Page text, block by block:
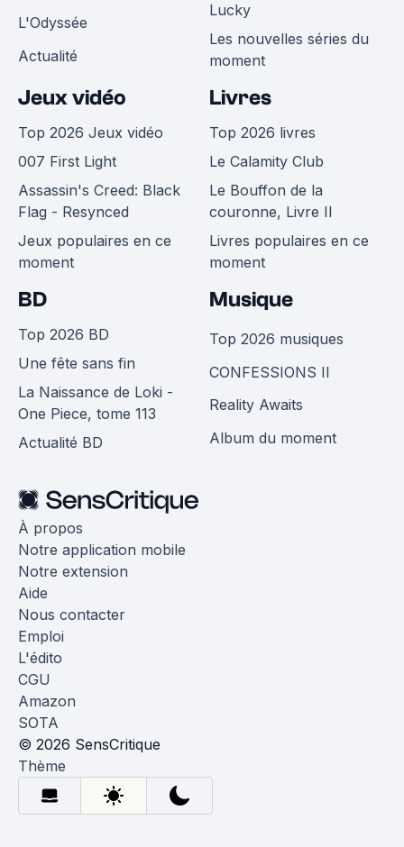
L'Odyssée
Actualité
Lucky
Les nouvelles séries du
moment
Jeux vidéo
Top 2026 Jeux vidéo
007 First Light
Assassin's Creed: Black
Flag - Resynced
Jeux populaires en ce
moment
Livres
Top 2026 livres
Le Calamity Club
Le Bouffon de la
couronne, Livre II
Livres populaires en ce
moment
BD
Top 2026 BD
Une fête sans fin
La Naissance de Loki -
One Piece, tome 113
Actualité BD
Musique
Top 2026 musiques
CONFESSIONS II
Reality Awaits
Album du moment
À propos
Notre application mobile
Notre extension
Aide
Nous contacter
Emploi
L'édito
CGU
Amazon
SOTA
© 2026 SensCritique
Thème